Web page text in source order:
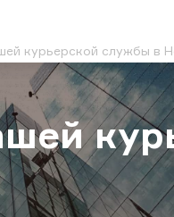
курьерской службы в